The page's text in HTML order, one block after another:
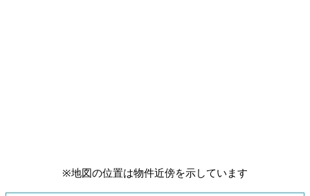
※地図の位置は物件近傍を示しています